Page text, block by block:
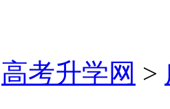
高考升学网 >